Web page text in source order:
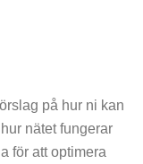
på hur ni kan
nätet fungerar
för att optimera